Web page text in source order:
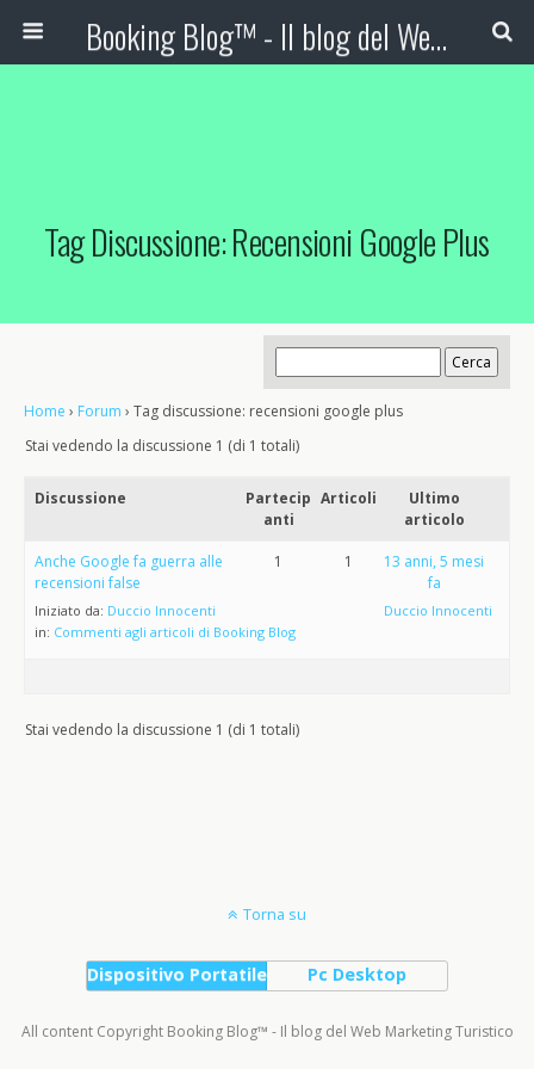
Booking Blog™ - Il blog del Web Marketing Turistico
Tag Discussione: Recensioni Google Plus
Home › Forum › Tag discussione: recensioni google plus
Stai vedendo la discussione 1 (di 1 totali)
Discussione
Partecip
anti
Articoli
Ultimo
articolo
Anche Google fa guerra alle
recensioni false
Iniziato da: Duccio Innocenti
in: Commenti agli articoli di Booking Blog
1 1
13 anni, 5 mesi
fa
Duccio Innocenti
Stai vedendo la discussione 1 (di 1 totali)
Torna su
Dispositivo Portatile Pc Desktop
All content Copyright Booking Blog™ - Il blog del Web Marketing Turistico